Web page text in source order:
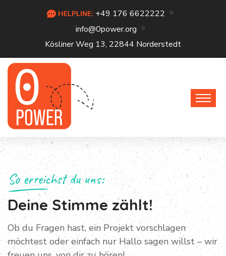
HELPLINE: +49 176 6622222
info@0power.org
Kösliner Weg 13, 22844 Norderstedt
So erreichst du uns:
Deine Stimme zählt!
Ob du Fragen hast, ein Projekt vorschlagen
möchtest oder einfach nur Hallo sagen willst – wir